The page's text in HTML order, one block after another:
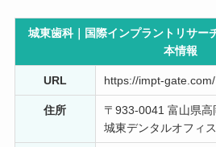
7 年前
母が家の廊下で転倒してしまい、
した。 母はもう歳だし入れ歯でい
が、食事が不自由になって体調を
いインプラントを勧めました。 こ
城東歯科｜国際インプラントリサー
本情報
URL https://impt-gate.com/
住所
〒933-0041 富山県高
城東デンタルオフィス